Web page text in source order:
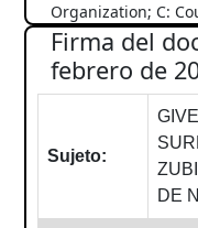
Organization; C:
Firma del
febrero de
Sujeto:
DE